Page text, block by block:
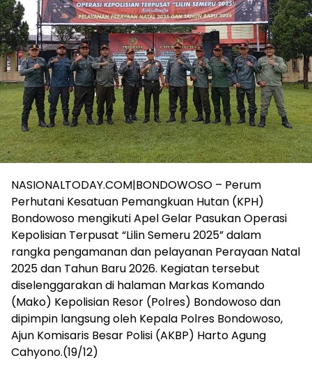
NASIONALTODAY.COM|BONDOWOSO – Perum
Perhutani Kesatuan Pemangkuan Hutan (KPH)
Bondowoso mengikuti Apel Gelar Pasukan Operasi
Kepolisian Terpusat “Lilin Semeru 2025” dalam
rangka pengamanan dan pelayanan Perayaan Natal
2025 dan Tahun Baru 2026. Kegiatan tersebut
diselenggarakan di halaman Markas Komando
(Mako) Kepolisian Resor (Polres) Bondowoso dan
dipimpin langsung oleh Kepala Polres Bondowoso,
Ajun Komisaris Besar Polisi (AKBP) Harto Agung
Cahyono.(19/12)